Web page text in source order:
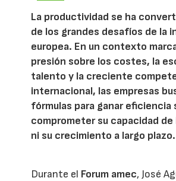
La productividad se ha
de los grandes desafíos de la
europea. En un contexto
presión sobre los costes, la
talento y la creciente
internacional, las empresas
fórmulas para ganar eficiencia
comprometer su capacidad
ni su crecimiento a largo plazo.
Durante el Forum amec, José